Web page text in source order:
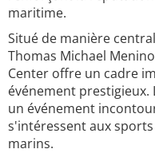
maritime.
Situé de manière
Thomas Michael
Center offre un cadre
événement prestigieux.
un événement
s'intéressent aux
marins.